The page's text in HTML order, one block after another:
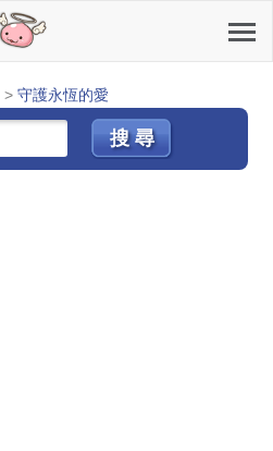
> 守護永恆的愛